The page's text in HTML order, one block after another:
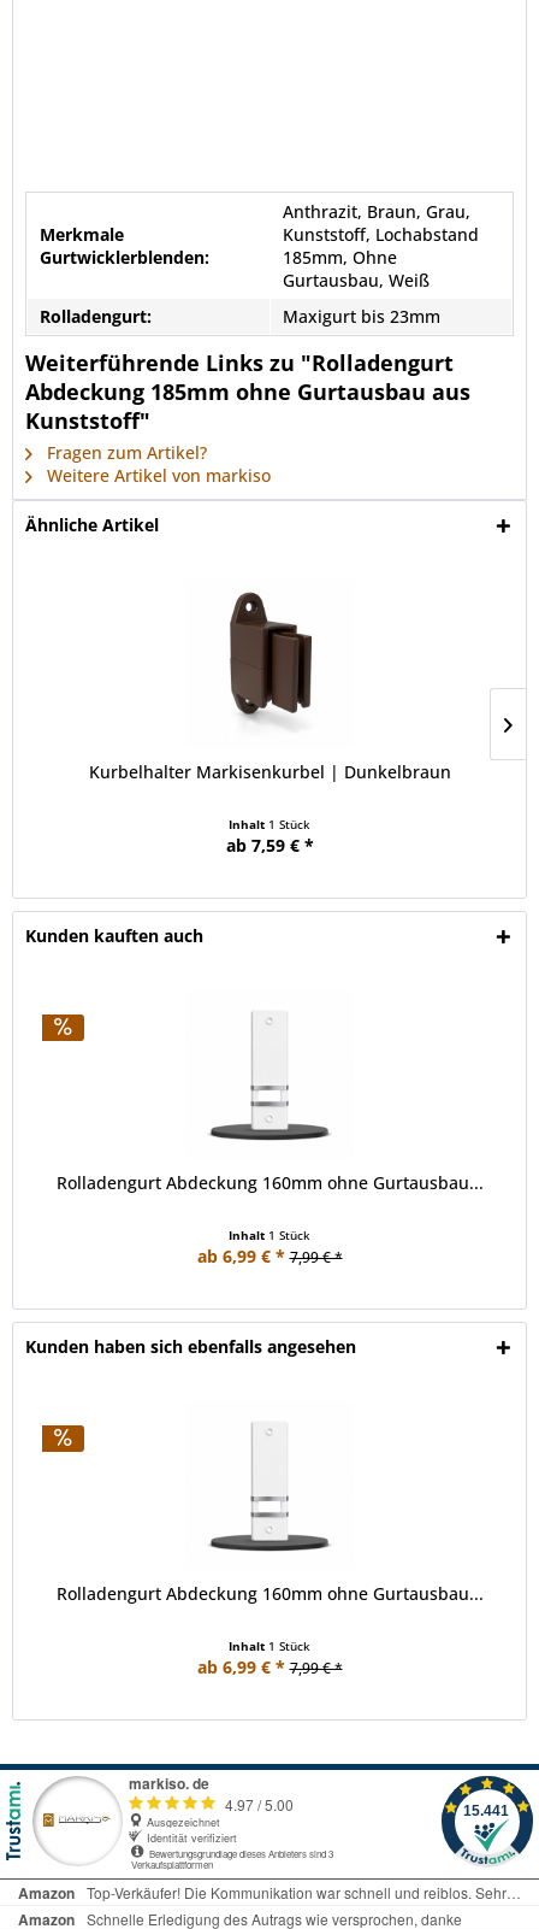
Merkmale
Gurtwicklerblenden:
Anthrazit, Braun, Grau,
Kunststoff, Lochabstand
185mm, Ohne
Gurtausbau, Weiß
Rolladengurt:
Maxigurt bis 23mm
Weiterführende Links zu "Rolladengurt
Abdeckung 185mm ohne Gurtausbau aus
Kunststoff"
Fragen zum Artikel?
Weitere Artikel von markiso
Ähnliche Artikel
Kurbelhalter Markisenkurbel | Dunkelbraun
Inhalt 1 Stück
ab 7,59 € *
Kunden kauften auch
Rolladengurt Abdeckung 160mm ohne Gurtausbau...
Inhalt 1 Stück
ab 6,99 € * 7,99 € *
Kunden haben sich ebenfalls angesehen
Rolladengurt Abdeckung 160mm ohne Gurtausbau...
Inhalt 1 Stück
ab 6,99 € * 7,99 € *